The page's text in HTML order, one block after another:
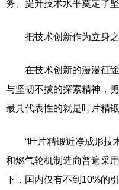
务、提升技术水平奠定了
把技术创新作为立身
在技术创新的漫漫征途
与坚韧不拔的探索精神，
最具代表性的就是叶片精
“叶片精锻近净成形技
和燃气轮机制造商普遍采
下，国内仅有不到10%的